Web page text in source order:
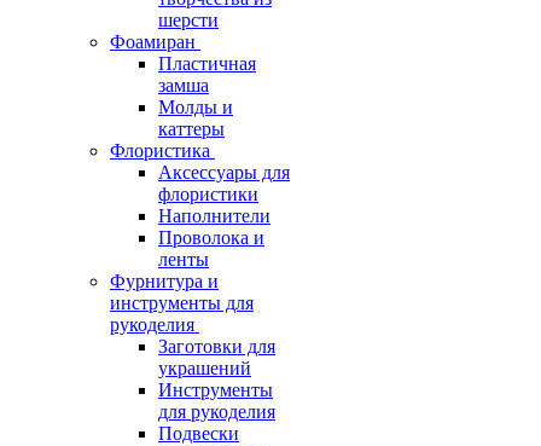
шерсти
Фоамиран
Пластичная
замша
Молды и
каттеры
Флористика
Аксессуары для
флористики
Наполнители
Проволока и
ленты
Фурнитура и
инструменты для
рукоделия
Заготовки для
украшений
Инструменты
для рукоделия
Подвески